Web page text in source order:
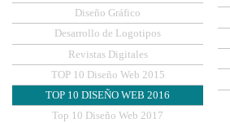
Diseño Gráfico
Desarrollo de Logotipos
Revistas Digitales
TOP 10 Diseño Web 2015
TOP 10 DISEÑO WEB 2016
Top 10 Diseño Web 2017